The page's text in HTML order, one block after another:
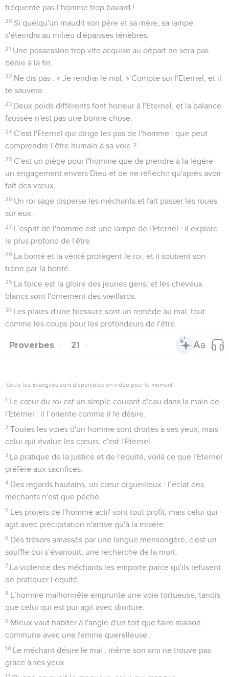
fréquente pas l’homme trop bavard !
20 Si quelqu'un maudit son père et sa mère, sa lampe
s'éteindra au milieu d'épaisses ténèbres.
21 Une possession trop vite acquise au départ ne sera pas
bénie à la fin.
22 Ne dis pas : « Je rendrai le mal. » Compte sur l'Eternel, et il
te sauvera.
23 Deux poids différents font horreur à l'Eternel, et la balance
faussée n'est pas une bonne chose.
24 C'est l'Eternel qui dirige les pas de l'homme : que peut
comprendre l’être humain à sa voie ?
25 C'est un piège pour l'homme que de prendre à la légère
un engagement envers Dieu et de ne réfléchir qu'après avoir
fait des vœux.
26 Un roi sage disperse les méchants et fait passer les roues
sur eux.
27 L’esprit de l'homme est une lampe de l'Eternel : il explore
le plus profond de l'être.
28 La bonté et la vérité protègent le roi, et il soutient son
trône par la bonté.
29 La force est la gloire des jeunes gens, et les cheveux
blancs sont l'ornement des vieillards.
30 Les plaies d'une blessure sont un remède au mal, tout
comme les coups pour les profondeurs de l'être.
Proverbes 21
Seuls les Évangiles sont disponibles en vidéo pour le moment.
1 Le cœur du roi est un simple courant d'eau dans la main de
l'Eternel : il l’oriente comme il le désire.
2 Toutes les voies d'un homme sont droites à ses yeux, mais
celui qui évalue les cœurs, c'est l'Eternel.
3 La pratique de la justice et de l'équité, voilà ce que l'Eternel
préfère aux sacrifices.
4 Des regards hautains, un cœur orgueilleux : l’éclat des
méchants n'est que péché.
5 Les projets de l'homme actif sont tout profit, mais celui qui
agit avec précipitation n'arrive qu'à la misère.
6 Des trésors amassés par une langue mensongère, c'est un
souffle qui s’évanouit, une recherche de la mort.
7 La violence des méchants les emporte parce qu'ils refusent
de pratiquer l’équité.
8 L’homme malhonnête emprunte une voie tortueuse, tandis
que celui qui est pur agit avec droiture.
9 Mieux vaut habiter à l'angle d'un toit que faire maison
commune avec une femme querelleuse.
10 Le méchant désire le mal ; même son ami ne trouve pas
grâce à ses yeux.
11